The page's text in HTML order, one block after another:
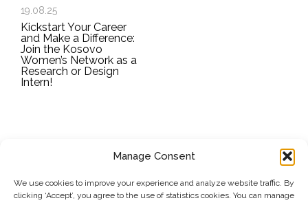
Manage Consent
We use cookies to improve your experience and analyze website traffic. By
clicking ‘Accept’, you agree to the use of statistics cookies. You can manage
19.08.25
Kickstart Your Career
and Make a Difference:
Join the Kosovo
Women’s Network as a
Research or Design
Intern!
Dërgo